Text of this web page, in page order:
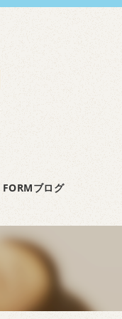
FORMブログ